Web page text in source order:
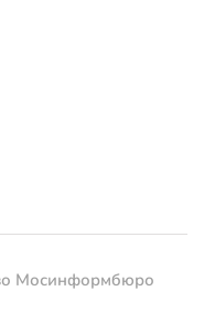
Мосинформбюро